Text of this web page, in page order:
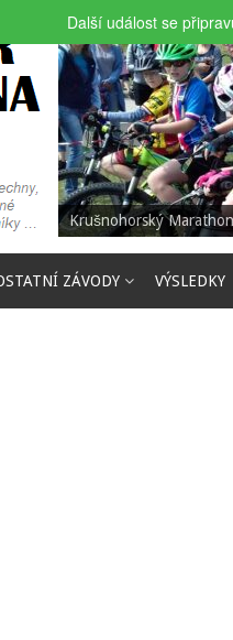
Krušnohorský
ZÁVODY VÝSLEDKY
Další událost se